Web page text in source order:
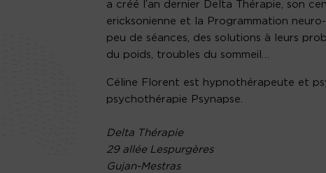
a créé l’an dernier Delta Thérapie, son
ericksonienne et la Programmation
peu de séances, des solutions à leurs
du poids, troubles du sommeil…
Céline Florent est hypnothérapeute et
psychothérapie Psynapse.
Delta Thérapie
29 allée Lespurgères
Gujan-Mestras